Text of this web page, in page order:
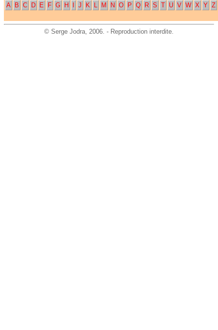
A
B C D E F G H J K L M N O P Q R S T U V W X Y Z
© Serge Jodra, 2006. - Reproduction interdite.